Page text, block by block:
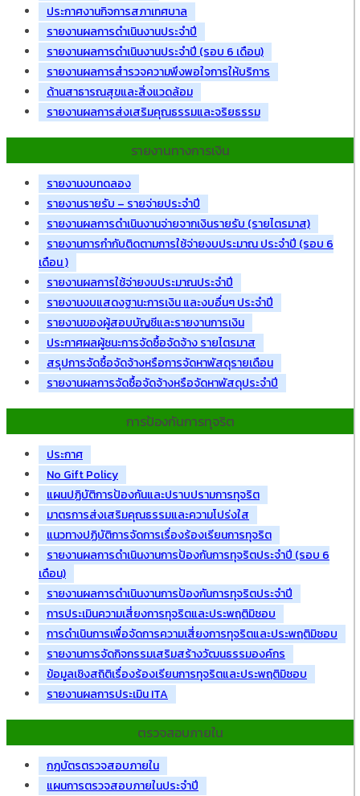
ประกาศงานกิจการสภาเทศบาล
รายงานผลการดำเนินงานประจำปี
รายงานผลการดำเนินงานประจำปี (รอบ 6 เดือน)
รายงานผลการสำรวจความพึงพอใจการให้บริการ
ด้านสาธารณสุขและสิ่งแวดล้อม
รายงานผลการส่งเสริมคุณธรรมและจริยธรรม
รายงานทางการเงิน
รายงานงบทดลอง
รายงานรายรับ – รายจ่ายประจำปี
รายงานผลการดำเนินงานจ่ายจากเงินรายรับ (รายไตรมาส)
รายงานการกำกับติดตามการใช้จ่ายงบประมาณ ประจำปี (รอบ 6
เดือน )
รายงานผลการใช้จ่ายงบประมาณประจำปี
รายงานงบแสดงฐานะการเงิน และงบอื่นๆ ประจำปี
รายงานของผู้สอบบัญชีและรายงานการเงิน
ประกาศผลผู้ชนะการจัดซื้อจัดจ้าง รายไตรมาส
สรุปการจัดซื้อจัดจ้างหรือการจัดหาพัสดุรายเดือน
รายงานผลการจัดซื้อจัดจ้างหรือจัดหาพัสดุประจำปี
การป้องกันการทุจริต
ประกาศ
No Gift Policy
แผนปฏิบัติการป้องกันและปราบปรามการทุจริต
มาตรการส่งเสริมคุณธรรมและความโปร่งใส
แนวทางปฏิบัติการจัดการเรื่องร้องเรียนการทุจริต
รายงานผลการดำเนินงานการป้องกันการทุจริตประจำปี (รอบ 6
เดือน)
รายงานผลการดำเนินงานการป้องกันการทุจริตประจำปี
การประเมินความเสี่ยงการทุจริตและประพฤติมิชอบ
การดำเนินการเพื่อจัดการความเสี่ยงการทุจริตและประพฤติมิชอบ
รายงานการจัดกิจกรรมเสริมสร้างวัฒนธรรมองค์กร
ข้อมูลเชิงสถิติเรื่องร้องเรียนการทุจริตและประพฤติมิชอบ
รายงานผลการประเมิน ITA
ตรวจสอบภายใน
กฎบัตรตรวจสอบภายใน
แผนการตรวจสอบภายในประจำปี